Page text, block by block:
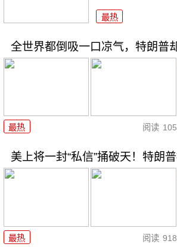
最热
全世界都倒吸一口凉气，特朗普
最热 阅读
美上将一封“私信”捅破天！特朗
最热 阅读